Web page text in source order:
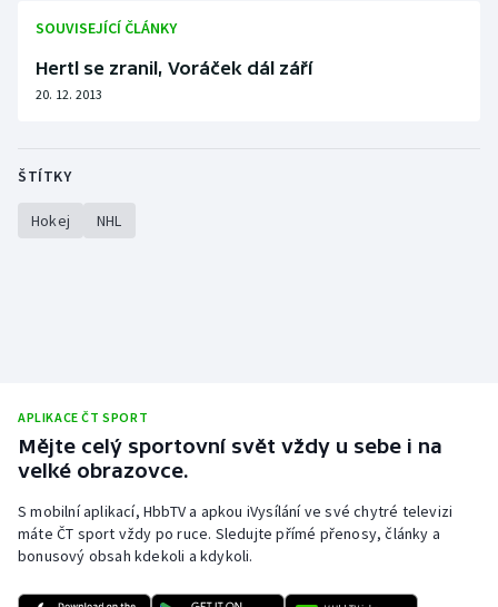
Plavání
Ragby
Rychlobruslení
Stolní tenis
Veslování
Vodní slalom
SOUVISEJÍCÍ ČLÁNKY
Hertl se zranil, Voráček dál září
20. 12. 2013
ŠTÍTKY
Hokej NHL
APLIKACE ČT SPORT
Mějte celý sportovní svět vždy u sebe i na
velké obrazovce.
S mobilní aplikací, HbbTV a apkou iVysílání ve své chytré televizi
máte ČT sport vždy po ruce. Sledujte přímé přenosy, články a
bonusový obsah kdekoli a kdykoli.